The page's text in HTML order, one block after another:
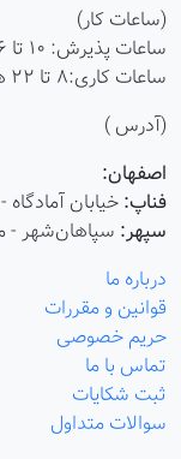
(ساعات کار)
ساعات پذیرش: ۱۰ تا ۱۶ شنبه تا چهارشنبه غیر تعطیل
ساعات کاری:8 تا 22 هرروز هفته (برای اعضا)
(آدرس )
اصفهان:
فناپ:خیابان آمادگاه
سپهر:سپاهان‌شهر -
درباره ما
قوانین و مقررات
حریم خصوصی
تماس با ما
ثبت شکایات
سوالات متداول